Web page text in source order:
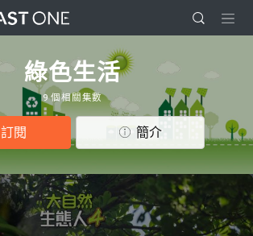
綠色生活
9 個相關集數
訂閱 簡介